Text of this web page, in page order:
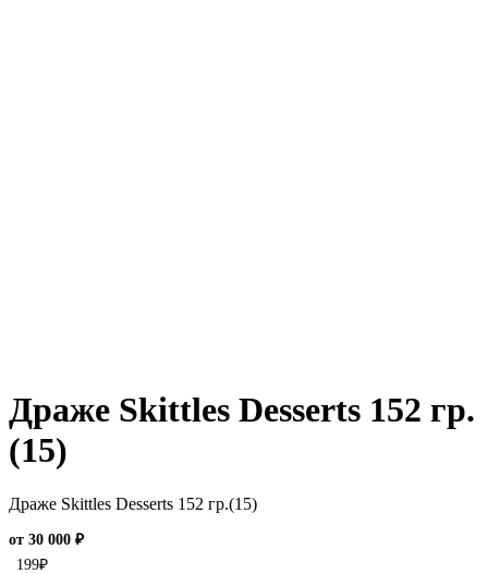
Драже Skittles Desserts 152 гр.
(15)
Драже Skittles Desserts 152 гр.(15)
от 30 000 ₽
199₽